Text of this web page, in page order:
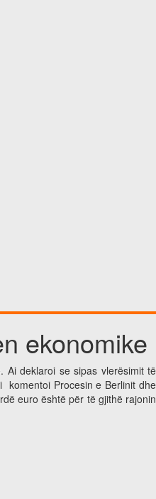
ekonomike
Ai deklaroi se sipas vlerësimit të
komentoi Procesin e Berlinit dhe
euro është për të gjithë rajonin